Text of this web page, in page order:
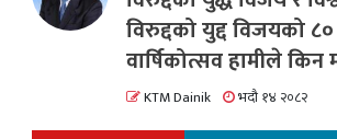
विरुद्दको युद्द विजयको
वार्षिकोत्सव हामीले किन
KTM Dainik भदौ १४ २०८२